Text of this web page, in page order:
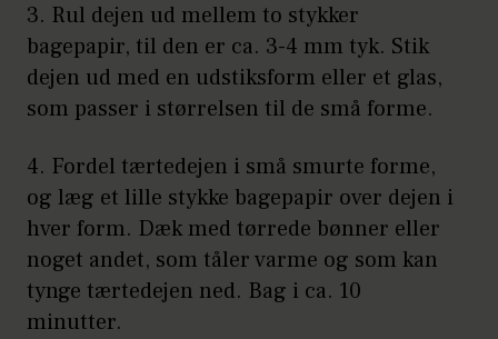
3. Rul dejen ud mellem to stykker
bagepapir, til den er ca. 3-4 mm tyk. Stik
dejen ud med en udstiksform eller et glas,
som passer i størrelsen til de små forme.
4. Fordel tærtedejen i små smurte forme,
og læg et lille stykke bagepapir over dejen i
hver form. Dæk med tørrede bønner eller
noget andet, som tåler varme og som kan
tynge tærtedejen ned. Bag i ca. 10
minutter.